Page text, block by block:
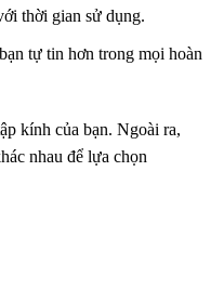
thời gian sử dụng.
tự tin hơn trong mọi hoàn
kính của bạn. Ngoài ra,
nhau để lựa chọn